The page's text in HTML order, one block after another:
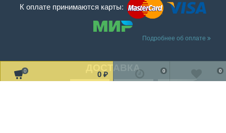
0 0 ₽
0
0
К оплате принимаются карты:
Подробнее об оплате
ДОСТАВКА